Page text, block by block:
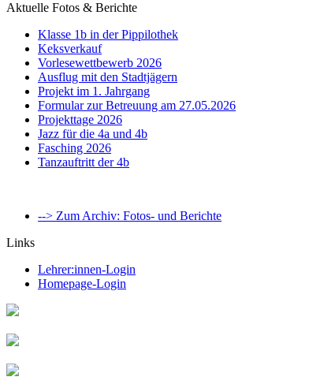
Aktuelle Fotos & Berichte
Klasse 1b in der Pippilothek
Keksverkauf
Vorlesewettbewerb 2026
Ausflug mit den Stadtjägern
Projekt im 1. Jahrgang
Formular zur Betreuung am 27.05.2026
Projekttage 2026
Jazz für die 4a und 4b
Fasching 2026
Tanzauftritt der 4b
--> Zum Archiv: Fotos- und Berichte
Links
Lehrer:innen-Login
Homepage-Login